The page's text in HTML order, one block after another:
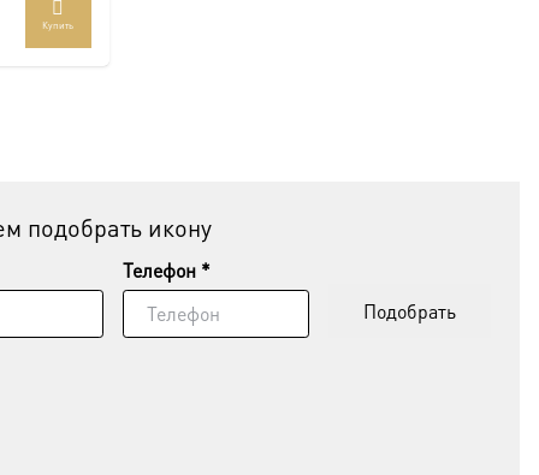
Купить
подобрать икону
Телефон *
Подобрать